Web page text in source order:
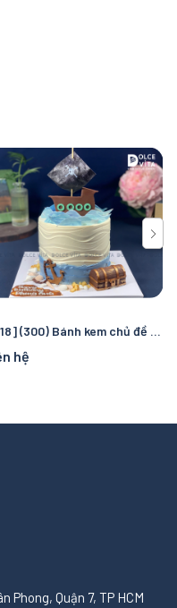
[3118] (300) Bánh kem chủ đề cướp biển và đại dương – Chuyến truy tìm kho báu kỳ thú cho bé
hệ
Phong, Quận 7, TP HCM